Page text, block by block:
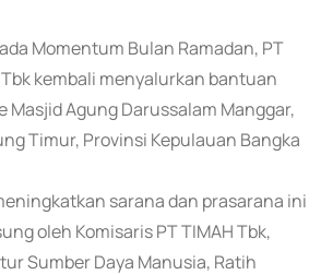
Momentum Bulan Ramadan, PT
kembali menyalurkan bantuan
Masjid Agung Darussalam Manggar,
Timur, Provinsi Kepulauan Bangka
sarana dan prasarana ini
oleh Komisaris PT TIMAH Tbk,
Sumber Daya Manusia, Ratih